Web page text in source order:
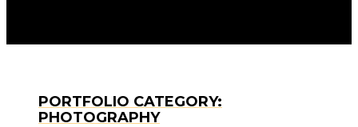
PORTFOLIO CATEGORY:
PHOTOGRAPHY